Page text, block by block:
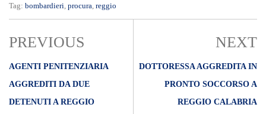
Tag: bombardieri procura reggio
PREVIOUS
AGENTI PENITENZIARIA
AGGREDITI DA DUE
DETENUTI A REGGIO
NEXT
DOTTORESSA AGGREDITA IN
PRONTO SOCCORSO A
REGGIO CALABRIA